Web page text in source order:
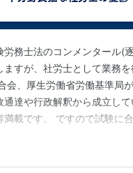
労務士法のコンメンタール(
すが、社労士として業務
会、厚生労働省労働基準局
達や行政解釈から成立し
載です。 ですので試験に
つ、現在の版はまだ第八次
の書籍案内でも「鋭意制作